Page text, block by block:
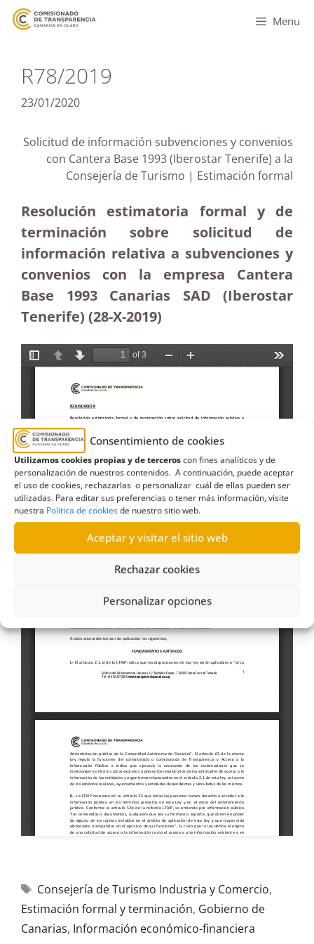
Consentimiento de cookies
Utilizamos cookies propias y de terceroscon fines analíticos y de
personalización de nuestros contenidos. A continuación, puede aceptar
el uso de cookies, rechazarlas o personalizar cuál de ellas pueden ser
utilizadas. Para editar sus preferencias o tener más información, visite
nuestra Política de cookiesde nuestro sitio web.
Aceptar y visitar el sitio web
Rechazar cookies
Personalizar opciones
Menu
R78/2019
23/01/2020
Solicitud de información subvenciones y convenios
con Cantera Base 1993 (Iberostar Tenerife) a la
Consejería de Turismo | Estimación formal
Resolución estimatoria formal y de
terminación sobre solicitud de
información relativa a subvenciones y
convenios con la empresa Cantera
Base 1993 Canarias SAD (Iberostar
Tenerife) (28-X-2019)
Consejería de Turismo Industria y Comercio,
Estimación formal y terminación, Gobierno de
Canarias, Información económico-financiera